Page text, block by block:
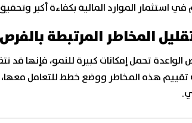
استثمار الموارد المالية بكفاءة أكبر
المخاطر المرتبطة
الواعدة تحمل إمكانات كبيرة للنمو، فإنها
هذه المخاطر ووضع خطط للتعامل معها،